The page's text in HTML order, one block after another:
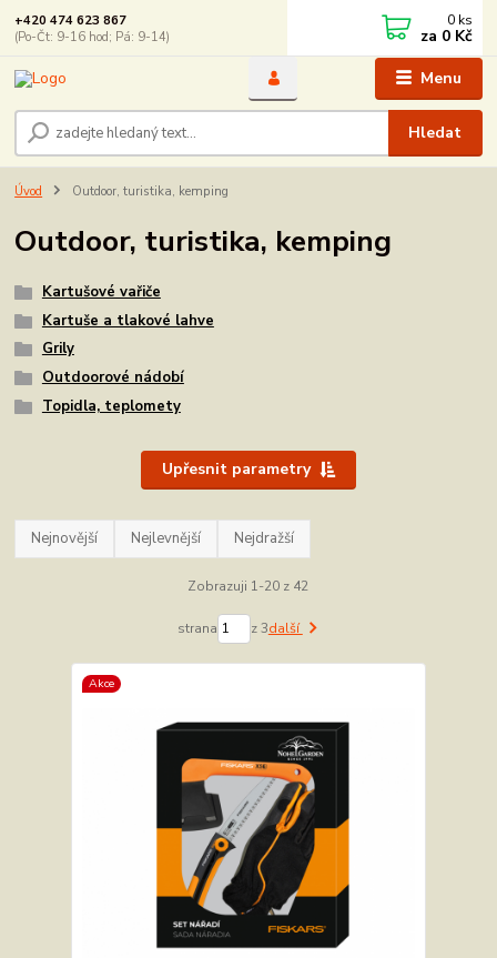
Menu
Hledat
+420 474 623 867
(Po-Čt: 9-16 hod; Pá: 9-14)
0 ks
za 0 Kč
Úvod Outdoor, turistika, kemping
Outdoor, turistika, kemping
Kartušové vařiče
Kartuše a tlakové lahve
Grily
Outdoorové nádobí
Topidla, teplomety
Upřesnit parametry
Nejnovější Nejlevnější Nejdražší
Zobrazuji 1-20 z 42
strana z 3další
Akce